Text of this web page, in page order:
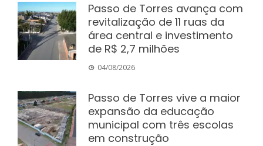
Passo de Torres avança com
revitalização de 11 ruas da
área central e investimento
de R$ 2,7 milhões
04/08/2026
Passo de Torres vive a maior
expansão da educação
municipal com três escolas
em construção